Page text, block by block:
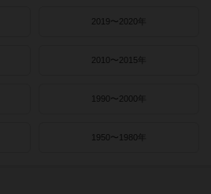
2019〜2020年
2010〜2015年
1990〜2000年
1950〜1980年